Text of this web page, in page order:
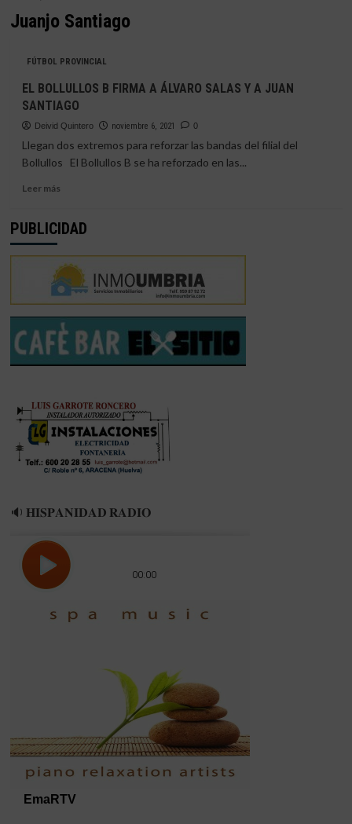
Juanjo Santiago
FÚTBOL PROVINCIAL
EL BOLLULLOS B FIRMA A ÁLVARO SALAS Y A JUAN
SANTIAGO
Deivid Quintero noviembre 6, 2021 0
Llegan dos extremos para reforzar las bandas del filial del
Bollullos El Bollullos B se ha reforzado en las...
Leer másLeer
EL
B
FIRMA
A
ÁLVARO
SALAS
Y
A
JUAN
PUBLICIDAD
🔉 𝐇𝐈𝐒𝐏𝐀𝐍𝐈𝐃𝐀𝐃 𝐑𝐀𝐃𝐈𝐎